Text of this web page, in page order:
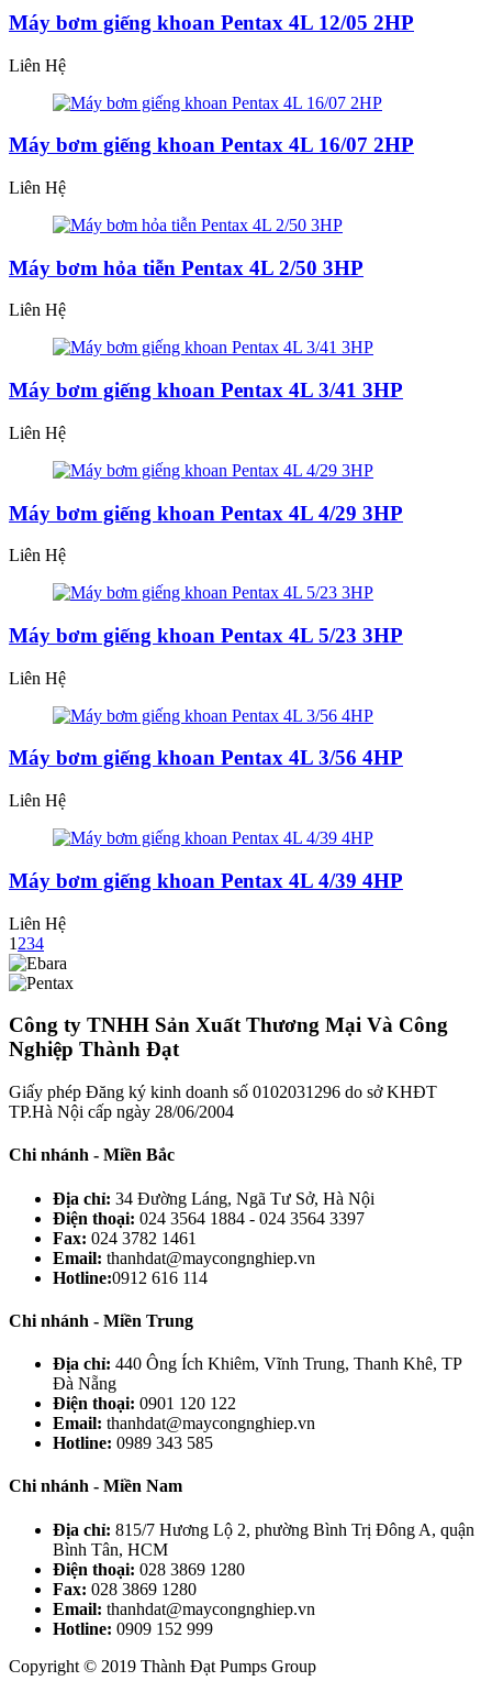
Máy bơm giếng khoan Pentax 4L 12/05 2HP
Liên Hệ
Máy bơm giếng khoan Pentax 4L 16/07 2HP
Liên Hệ
Máy bơm hỏa tiễn Pentax 4L 2/50 3HP
Liên Hệ
Máy bơm giếng khoan Pentax 4L 3/41 3HP
Liên Hệ
Máy bơm giếng khoan Pentax 4L 4/29 3HP
Liên Hệ
Máy bơm giếng khoan Pentax 4L 5/23 3HP
Liên Hệ
Máy bơm giếng khoan Pentax 4L 3/56 4HP
Liên Hệ
Máy bơm giếng khoan Pentax 4L 4/39 4HP
Liên Hệ
1 234
Công ty TNHH Sản Xuất Thương Mại Và Công
Nghiệp Thành Đạt
Giấy phép Đăng ký kinh doanh số 0102031296 do sở KHĐT
TP.Hà Nội cấp ngày 28/06/2004
Chi nhánh - Miền Bắc
Địa chỉ: 34 Đường Láng, Ngã Tư Sở, Hà Nội
Điện thoại: 024 3564 1884 - 024 3564 3397
Fax: 024 3782 1461
Email: thanhdat@maycongnghiep.vn
Hotline:0912 616 114
Chi nhánh - Miền Trung
Địa chỉ: 440 Ông Ích Khiêm, Vĩnh Trung, Thanh Khê, TP
Đà Nẵng
Điện thoại: 0901 120 122
Email: thanhdat@maycongnghiep.vn
Hotline: 0989 343 585
Chi nhánh - Miền Nam
Địa chỉ: 815/7 Hương Lộ 2, phường Bình Trị Đông A, quận
Bình Tân, HCM
Điện thoại: 028 3869 1280
Fax: 028 3869 1280
Email: thanhdat@maycongnghiep.vn
Hotline: 0909 152 999
Copyright © 2019 Thành Đạt Pumps Group